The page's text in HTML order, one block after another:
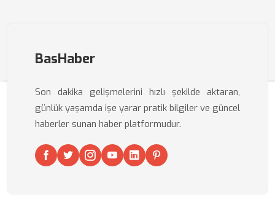
BasHaber
Son dakika gelişmelerini hızlı şekilde aktaran,
günlük yaşamda işe yarar pratik bilgiler ve güncel
haberler sunan haber platformudur.